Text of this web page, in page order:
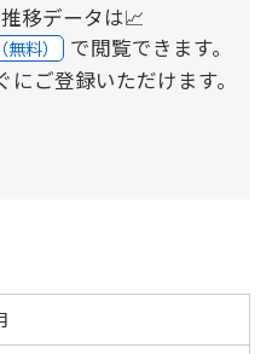
移データは📈
無料） で閲覧できます。
ご登録いただけます。